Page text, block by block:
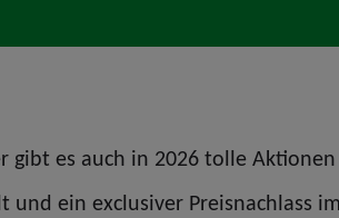
gibt es auch in 2026 tolle
und ein exclusiver Preisnachlass